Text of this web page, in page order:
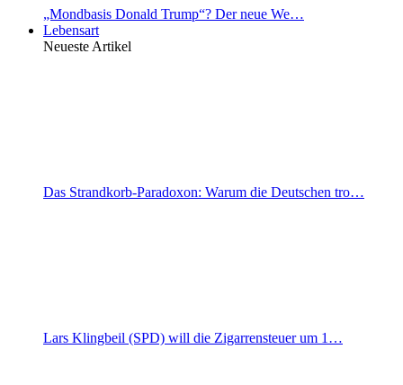
„Mondbasis Donald Trump“? Der neue We…
Lebensart
Neueste Artikel
Das Strandkorb-Paradoxon: Warum die Deutschen tro…
Lars Klingbeil (SPD) will die Zigarrensteuer um 1…